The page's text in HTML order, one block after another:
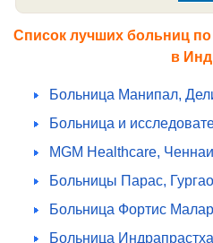
Список лучших больниц
в
Больница Манипал,
Больница и
MGM Healthcare, Ченнаи
Больницы Парас,
Больница Фортис
Больница